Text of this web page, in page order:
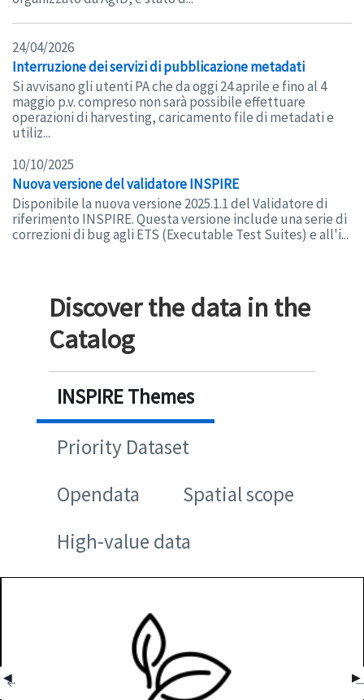
24/04/2026
Interruzione dei servizi di pubblicazione metadati
Si avvisano gli utenti PA che da oggi 24 aprile e fino al 4
maggio p.v. compreso non sarà possibile effettuare
operazioni di harvesting, caricamento file di metadati e
utiliz...
10/10/2025
Nuova versione del validatore INSPIRE
Disponibile la nuova versione 2025.1.1 del Validatore di
riferimento INSPIRE. Questa versione include una serie di
correzioni di bug agli ETS (Executable Test Suites) e all'i...
Discover the data in the
Catalog
INSPIRE Themes
Priority Dataset
Opendata
Spatial scope
High-value data
◀ ▶